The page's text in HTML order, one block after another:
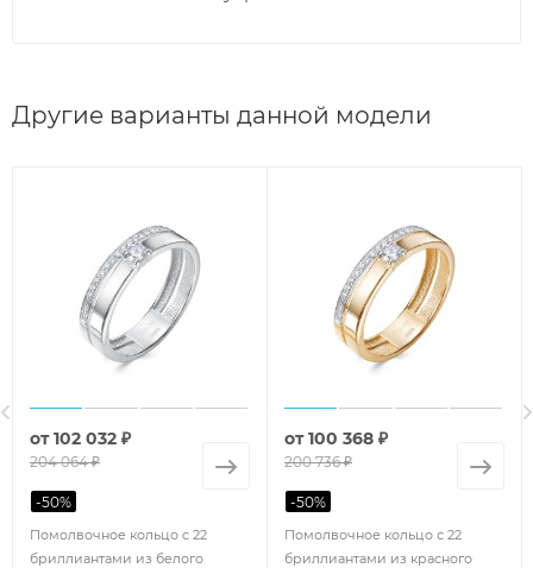
Другие варианты данной модели
Помолвочное кольцо с 22
бриллиантами из белого
от102 032 ₽
204 064 ₽
-50%
Помолвочное кольцо с 22
бриллиантами из красного
от100 368 ₽
200 736 ₽
-50%